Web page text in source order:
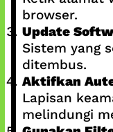
browser.
Update
Sistem yang
ditembus.
Aktifkan
Lapisan
melindungi